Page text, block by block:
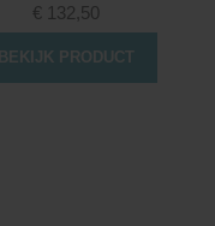
€ 132,50
BEKIJK PRODUCT